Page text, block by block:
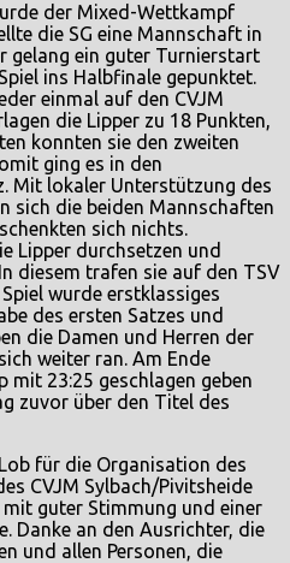
der Mixed-Wettkampf
die SG eine Mannschaft in
gelang ein guter Turnierstart
ins Halbfinale gepunktet.
einmal auf den CVJM
die Lipper zu 18 Punkten,
konnten sie den zweiten
ging es in den
Mit lokaler Unterstützung des
sich die beiden Mannschaften
sich nichts.
Lipper durchsetzen und
diesem trafen sie auf den TSV
wurde erstklassiges
des ersten Satzes und
die Damen und Herren der
weiter ran. Am Ende
mit 23:25 geschlagen geben
zuvor über den Titel des
für die Organisation des
CVJM Sylbach/Pivitsheide
guter Stimmung und einer
Danke an den Ausrichter, die
und allen Personen, die